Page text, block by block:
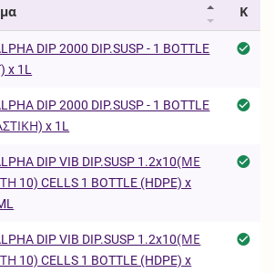
Κ
DIP 2000 DIP.SUSP - 1 BOTTLE
x 1L
DIP 2000 DIP.SUSP - 1 BOTTLE
x 1L
DIP VIB DIP.SUSP 1.2x10(ΜΕ
10) CELLS 1 BOTTLE (HDPE) x
DIP VIB DIP.SUSP 1.2x10(ΜΕ
10) CELLS 1 BOTTLE (HDPE) x